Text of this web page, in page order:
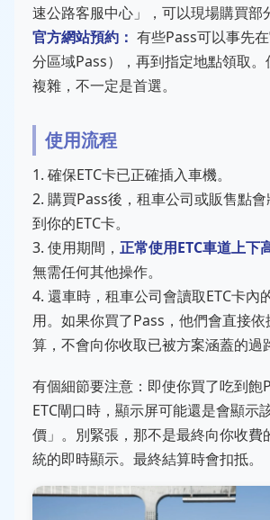
速公路客服中心」，可以現場購買部
官方網站預約： 有些Pass可以事先
分區域Pass），再到指定地點領取
複雜，不一定是首選。
使用流程
1. 確保ETC卡已正確插入車機。
2. 購買Pass後，租車公司或販售點
到你的ETC卡。
3. 使用期間， 正常使用ETC車道上下
無需任何其他操作。
4. 還車時，租車公司會讀取ETC卡內
用。如果你買了Pass，他們會直接
算，不會向你收取已被方案涵蓋的過
有個細節要注意：即使你買了吃到飽
ETC閘口時，顯示屏可能還是會顯示
價」。別緊張，那不是最終向你收費
統的即時顯示。最終結算時會扣抵。